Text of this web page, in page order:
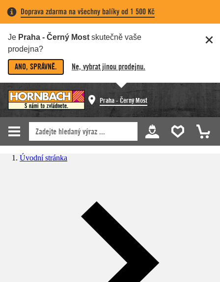
Doprava zdarma na všechny balíky od 1 500 Kč
Je Praha - Černý Most skutečně vaše
prodejna?
ANO, SPRÁVNĚ. Ne, vybrat jinou prodejnu.
Praha - Černý Most
Úvodní stránka